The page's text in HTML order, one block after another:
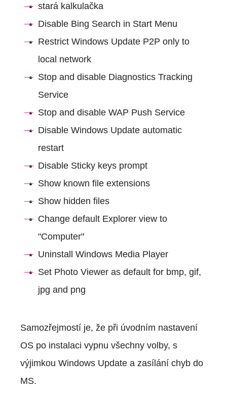
stará kalkulačka
Disable Bing Search in Start Menu
Restrict Windows Update P2P only to
local network
Stop and disable Diagnostics Tracking
Service
Stop and disable WAP Push Service
Disable Windows Update automatic
restart
Disable Sticky keys prompt
Show known file extensions
Show hidden files
Change default Explorer view to
"Computer"
Uninstall Windows Media Player
Set Photo Viewer as default for bmp, gif,
jpg and png
Samozřejmostí je, že při úvodním nastavení
OS po instalaci vypnu všechny volby, s
výjimkou Windows Update a zasílání chyb do
MS.